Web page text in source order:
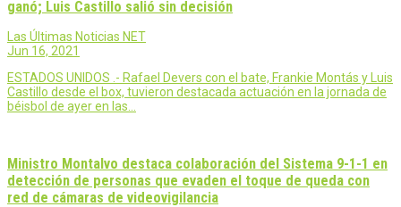
ganó; Luis Castillo salió sin decisión
Las Últimas Noticias NET
Jun 16, 2021
ESTADOS UNIDOS .- Rafael Devers con el bate, Frankie Montás y Luis
Castillo desde el box, tuvieron destacada actuación en la jornada de
béisbol de ayer en las…
Ministro Montalvo destaca colaboración del Sistema 9-1-1 en
detección de personas que evaden el toque de queda con
red de cámaras de videovigilancia